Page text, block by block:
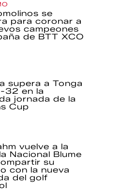
se
para coronar a
campeones
de BTT XCO
supera a Tonga
32 en la
jornada de la
Cup
vuelve a la
Nacional Blume
su
con la nueva
del golf